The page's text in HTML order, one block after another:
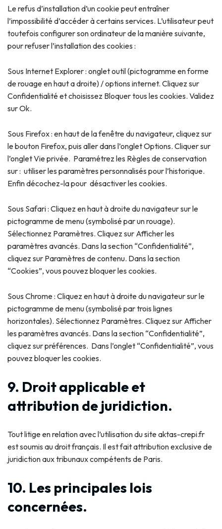
Le refus d’installation d’un cookie peut entraîner
l’impossibilité d’accéder à certains services. L’utilisateur peut
toutefois configurer son ordinateur de la manière suivante,
pour refuser l’installation des cookies :
Sous Internet Explorer : onglet outil (pictogramme en forme
de rouage en haut a droite) / options internet. Cliquez sur
Confidentialité et choisissez Bloquer tous les cookies. Validez
sur Ok.
Sous Firefox : en haut de la fenêtre du navigateur, cliquez sur
le bouton Firefox, puis aller dans l’onglet Options. Cliquer sur
l’onglet Vie privée. Paramétrez les Règles de conservation
sur : utiliser les paramètres personnalisés pour l’historique.
Enfin décochez-la pour désactiver les cookies.
Sous Safari : Cliquez en haut à droite du navigateur sur le
pictogramme de menu (symbolisé par un rouage).
Sélectionnez Paramètres. Cliquez sur Afficher les
paramètres avancés. Dans la section “Confidentialité”,
cliquez sur Paramètres de contenu. Dans la section
“Cookies”, vous pouvez bloquer les cookies.
Sous Chrome : Cliquez en haut à droite du navigateur sur le
pictogramme de menu (symbolisé par trois lignes
horizontales). Sélectionnez Paramètres. Cliquez sur Afficher
les paramètres avancés. Dans la section “Confidentialité”,
cliquez sur préférences. Dans l’onglet “Confidentialité”, vous
pouvez bloquer les cookies.
9. Droit applicable et
attribution de juridiction.
Tout litige en relation avec l’utilisation du site aktas-crepi.fr
est soumis au droit français. Il est fait attribution exclusive de
juridiction aux tribunaux compétents de Paris.
10. Les principales lois
concernées.